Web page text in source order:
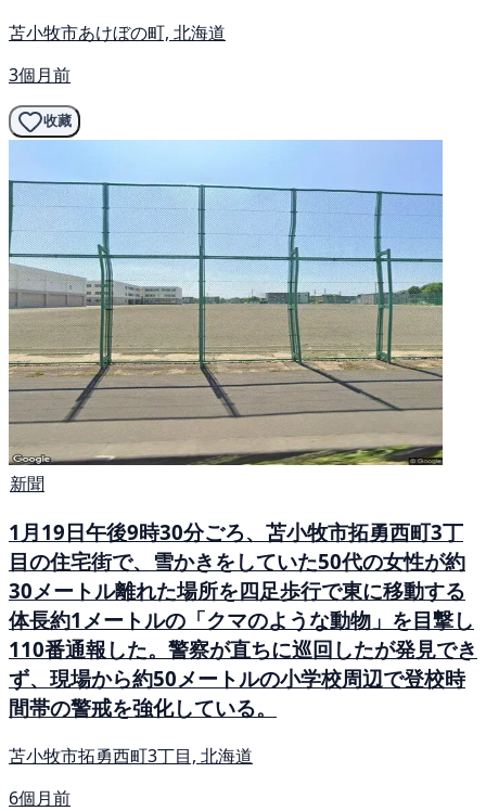
苫小牧市あけぼの町, 北海道
3個月前
收藏
新聞
1月19日午後9時30分ごろ、苫小牧市拓勇西町3丁
目の住宅街で、雪かきをしていた50代の女性が約
30メートル離れた場所を四足歩行で東に移動する
体長約1メートルの「クマのような動物」を目撃し
110番通報した。警察が直ちに巡回したが発見でき
ず、現場から約50メートルの小学校周辺で登校時
間帯の警戒を強化している。
苫小牧市拓勇西町3丁目, 北海道
6個月前